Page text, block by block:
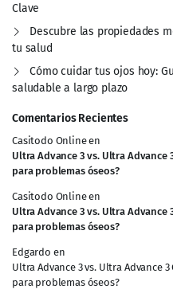
Clave
Descubre las propiedades
tu salud
Cómo cuidar tus ojos hoy:
saludable a largo plazo
Comentarios Recientes
Casitodo Onlineen
Ultra Advance 3 vs. Ultra Advance
para problemas óseos?
Casitodo Onlineen
Ultra Advance 3 vs. Ultra Advance
para problemas óseos?
Edgardo en
Ultra Advance 3 vs. Ultra Advance
para problemas óseos?